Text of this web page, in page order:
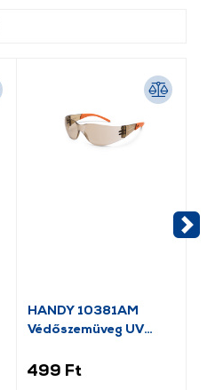
HANDY 10381AM
Védőszemüveg UV
499 Ft